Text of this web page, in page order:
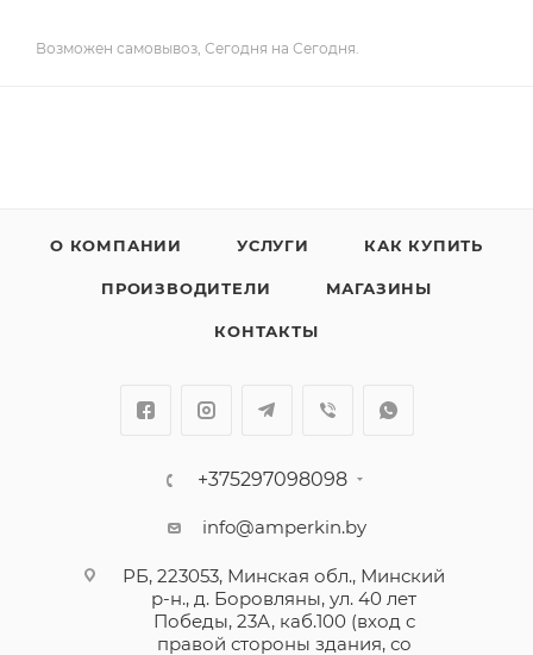
Возможен самовывоз, Сегодня на Сегодня.
О КОМПАНИИ УСЛУГИ КАК КУПИТЬ
ПРОИЗВОДИТЕЛИ МАГАЗИНЫ
КОНТАКТЫ
+375297098098
info@amperkin.by
РБ, 223053, Минская обл., Минский
р-н., д. Боровляны, ул. 40 лет
Победы, 23А, каб.100 (вход с
правой стороны здания, со